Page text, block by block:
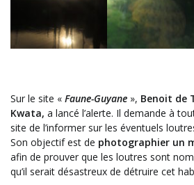
Sur le site « Faune-Guyane », Benoit de
Kwata, a lancé l’alerte. Il demande à
site de l’informer sur les éventuels
Son objectif est de photographier un
afin de prouver que les loutres sont
qu’il serait désastreux de détruire cet